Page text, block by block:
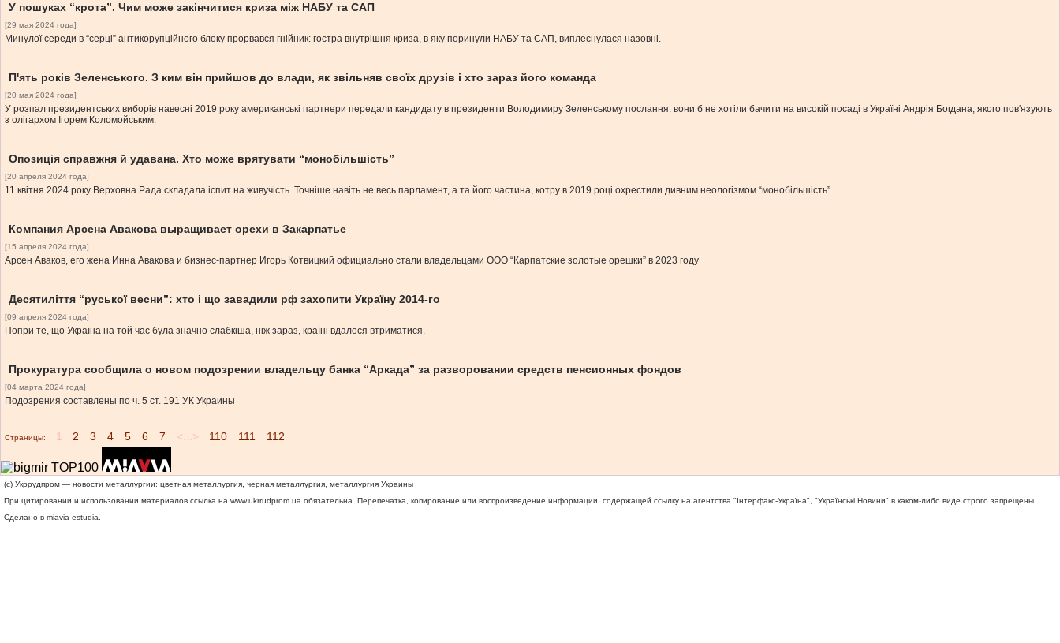
У пошуках “крота”. Чим може закінчитися криза між НАБУ та САП
[29 мая 2024 года]
Минулої середи в “серці” антикорупційного блоку прорвався гнійник: гостра внутрішня криза, в яку поринули НАБУ та САП, виплеснулася назовні.
П'ять років Зеленського. З ким він прийшов до влади, як звільняв своїх друзів і хто зараз його команда
[20 мая 2024 года]
У розпал президентських виборів навесні 2019 року американські партнери передали кандидату в президенти Володимиру Зеленському послання: вони б не хотіли бачити на високій посаді в Україні Андрія Богдана, якого пов'язують
з олігархом Ігорем Коломойським.
Опозиція справжня й удавана. Хто може врятувати “монобільшість”
[20 апреля 2024 года]
11 квітня 2024 року Верховна Рада складала іспит на живучість. Точніше навіть не весь парламент, а та його частина, котру в 2019 році охрестили дивним неологізмом “монобільшість”.
Компания Арсена Авакова выращивает орехи в Закарпатье
[15 апреля 2024 года]
Арсен Аваков, его жена Инна Авакова и бизнес-партнер Игорь Котвицкий официально стали владельцами ООО “Карпатские золотые орешки” в 2023 году
Десятиліття “руської весни”: хто і що завадили рф захопити Україну 2014-го
[09 апреля 2024 года]
Попри те, що Україна на той час була значно слабкіша, ніж зараз, країні вдалося втриматися.
Прокуратура сообщила о новом подозрении владельцу банка “Аркада” за разворовании средств пенсионных фондов
[04 марта 2024 года]
Подозрения составлены по ч. 5 ст. 191 УК Украины
Страницы: 1 2 3 4 5 6 7 <...> 110 111 112
(c) Укррудпром — новости металлургии: цветная металлургия, черная металлургия, металлургия Украины
При цитировании и использовании материалов ссылка на www.ukrrudprom.ua обязательна. Перепечатка, копирование или воспроизведение информации, содержащей ссылку на агентства "Iнтерфакс-Україна", "Українськi Новини" в каком-либо виде строго запрещены
Сделано в miavia estudia.